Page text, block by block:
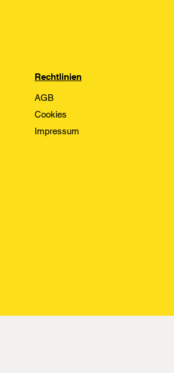
Rechtlinien
AGB
Cookies
Impressum